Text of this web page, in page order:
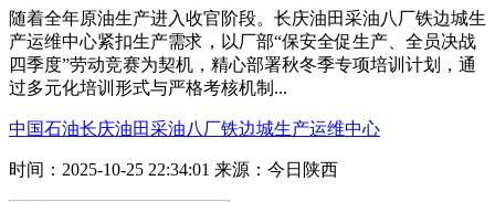
随着全年原油生产进入收官阶段。长庆油田采油八厂铁边城生
产运维中心紧扣生产需求，以厂部“保安全促生产、全员决战
四季度”劳动竞赛为契机，精心部署秋冬季专项培训计划，通
过多元化培训形式与严格考核机制...
中国石油长庆油田采油八厂铁边城生产运维中心
时间：2025-10-25 22:34:01 来源：今日陕西